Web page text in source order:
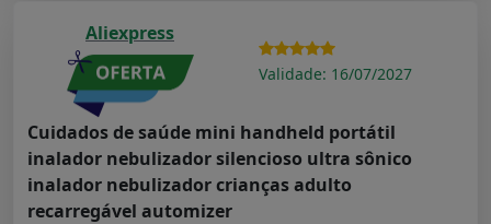
Aliexpress
Validade: 16/07/2027
Cuidados de saúde mini handheld portátil
inalador nebulizador silencioso ultra sônico
inalador nebulizador crianças adulto
recarregável automizer